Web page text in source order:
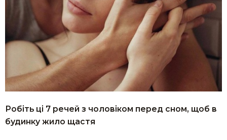
Робіть ці 7 речей з чоловіком перед сном, щоб в
будинку жило щастя